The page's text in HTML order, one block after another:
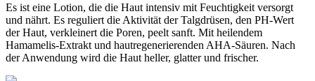
Es ist eine Lotion, die die Haut intensiv mit Feuchtigkeit versorgt
und nährt. Es reguliert die Aktivität der Talgdrüsen, den PH-Wert
der Haut, verkleinert die Poren, peelt sanft. Mit heilendem
Hamamelis-Extrakt und hautregenerierenden AHA-Säuren. Nach
der Anwendung wird die Haut heller, glatter und frischer.